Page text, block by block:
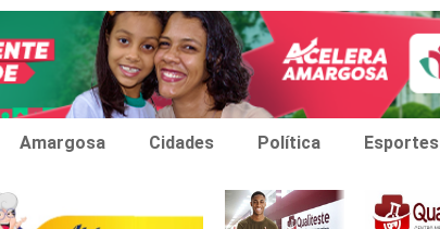
Amargosa Cidades Política Esportes